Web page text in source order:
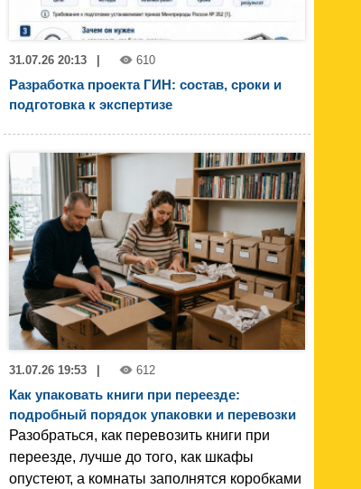
31.07.26 20:13 610
Разработка проекта ГИН: состав, сроки и
подготовка к экспертизе
31.07.26 19:53 612
Как упаковать книги при переезде:
подробный порядок упаковки и перевозки
Разобраться, как перевозить книги при
переезде, лучше до того, как шкафы
опустеют, а комнаты заполнятся коробками